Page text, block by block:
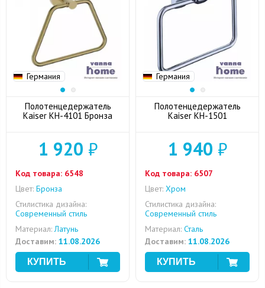
Германия
Полотенцедержатель
Kaiser KH-4101 Бронза
1 920 ₽
Код товара: 6548
Цвет: Бронза
Стилистика дизайна:
Современный стиль
Материал:Латунь
Доставим: 11.08.2026
Германия
Полотенцедержатель
Kaiser KH-1501
1 940 ₽
Код товара: 6507
Цвет: Хром
Стилистика дизайна:
Современный стиль
Материал: Сталь
Доставим: 11.08.2026